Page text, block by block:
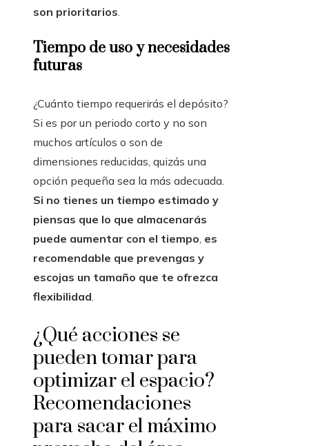
son prioritarios
Tiempo de uso y necesidades
futuras
¿Cuánto tiempo requerirás el depósito?
Si es por un periodo corto y no son
muchos artículos o son de
dimensiones reducidas, quizás una
opción pequeña sea la más adecuada.
Si no tienes un tiempo estimado y
piensas que lo que almacenarás
puede aumentar con el tiempo es
recomendable que prevengas y
escojas un tamaño que te ofrezca
flexibilidad
¿Qué acciones se
pueden tomar para
optimizar el espacio?
Recomendaciones
para sacar el máximo